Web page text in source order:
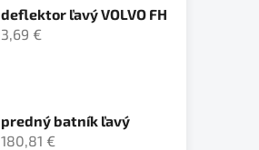
deflektor ľavý VOLVO FH
3,69 €
predný batník ľavý
180,81 €